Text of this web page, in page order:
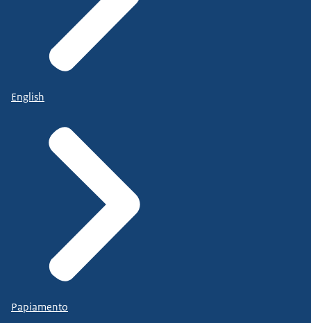
English
Papiamento